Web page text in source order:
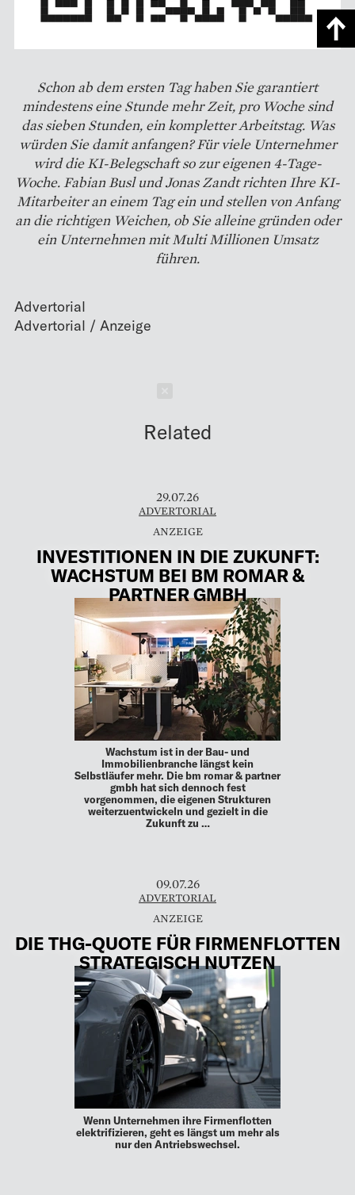
Schon ab dem ersten Tag haben Sie garantiert
mindestens eine Stunde mehr Zeit, pro Woche sind
das sieben Stunden, ein kompletter Arbeitstag. Was
würden Sie damit anfangen? Für viele Unternehmer
wird die KI-Belegschaft so zur eigenen 4-Tage-
Woche. Fabian Busl und Jonas Zandt richten Ihre KI-
Mitarbeiter an einem Tag ein und stellen von Anfang
an die richtigen Weichen, ob Sie alleine gründen oder
ein Unternehmen mit Multi Millionen Umsatz
führen.
Advertorial
Related
29.07.26
ADVERTORIAL
INVESTITIONEN IN DIE ZUKUNFT:
WACHSTUM BEI BM ROMAR &
PARTNER GMBH
Wachstum ist in der Bau- und
Immobilienbranche längst kein
Selbstläufer mehr. Die bm romar & partner
gmbh hat sich dennoch fest
vorgenommen, die eigenen Strukturen
weiterzuentwickeln und gezielt in die
Zukunft zu …
09.07.26
ADVERTORIAL
DIE THG-QUOTE FÜR FIRMENFLOTTEN
STRATEGISCH NUTZEN
Wenn Unternehmen ihre Firmenflotten
elektrifizieren, geht es längst um mehr als
nur den Antriebswechsel.